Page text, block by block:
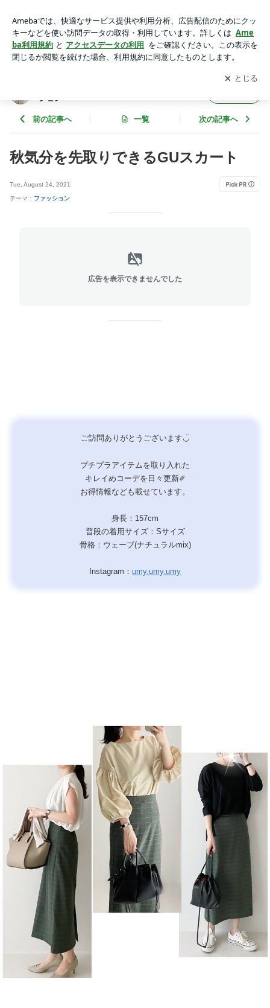
のキレイめファッション
アプリをダウンロードして ブログの更新通知
を受け取りまし
ょう。
開く
ション
前の記事へ 一覧 次の記事へ
秋気分を先取りできるGUスカート
Tue, August 24, 2021
テーマ： ファッション
広告を表示できませんでした
ご訪問ありがとうございます◡̈
プチプラアイテムを取り入れた
キレイめコーデを日々更新✐
お得情報なども載せています。
身長：157cm
普段の着用サイズ：Sサイズ
骨格：ウェーブ(ナチュラルmix)
Instagram： umy.umy.umy